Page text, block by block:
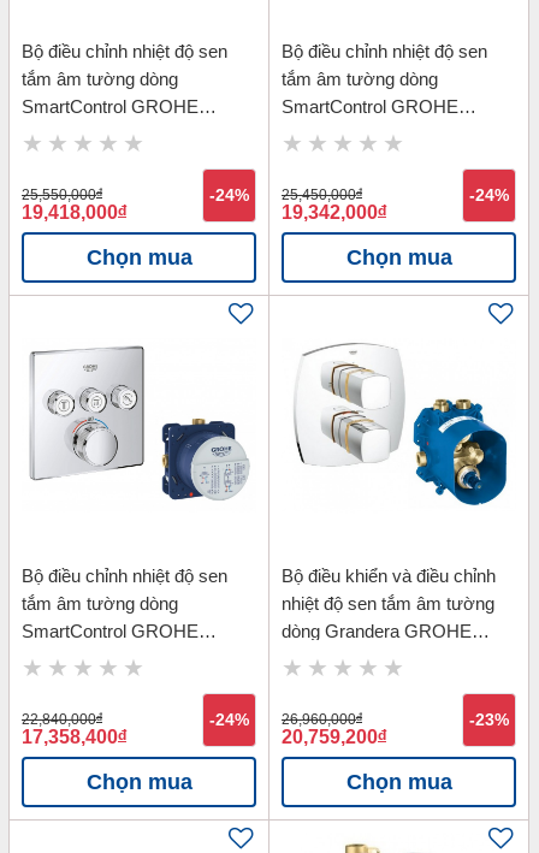
Bộ điều chỉnh nhiệt độ sen
tắm âm tường dòng
SmartControl GROHE
29120000_35600000
25,550,000đ
19,418,000đ
-24%
Chọn mua
Bộ điều chỉnh nhiệt độ sen
tắm âm tường dòng
SmartControl GROHE
29121000_35600000
25,450,000đ
19,342,000đ
-24%
Chọn mua
Bộ điều chỉnh nhiệt độ sen
tắm âm tường dòng
SmartControl GROHE
29126000_35600000
22,840,000đ
17,358,400đ
-24%
Chọn mua
Bộ điều khiển và điều chỉnh
nhiệt độ sen tắm âm tường
dòng Grandera GROHE
19948IG0_35500000
26,960,000đ
20,759,200đ
-23%
Chọn mua